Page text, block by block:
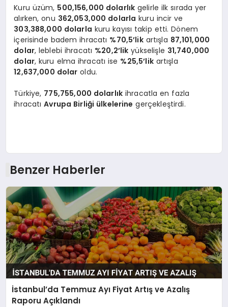
Kuru üzüm, 500,156,000 dolarlık gelirle ilk sırada yer
alırken, onu 362,053,000 dolarla kuru incir ve
303,388,000 dolarla kuru kayısı takip etti. Dönem
içerisinde badem ihracatı %70,5’likartışla 87,101,000
dolar, leblebi ihracatı %20,2’lik yükselişle 31,740,000
dolar, kuru elma ihracatı ise %25,5’likartışla
12,637,000 dolar oldu.
Türkiye, 775,755,000 dolarlık ihracatla en fazla
ihracatıAvrupa Birliği ülkelerine gerçekleştirdi.
Benzer Haberler
İstanbul’da Temmuz Ayı Fiyat Artış ve Azalış
Raporu Açıklandı